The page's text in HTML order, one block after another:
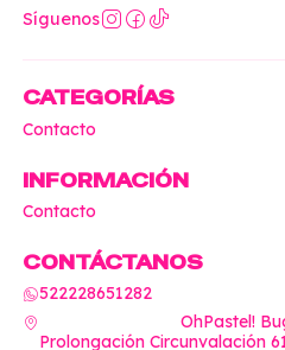
Síguenos
CATEGORÍAS
Contacto
INFORMACIÓN
Contacto
CONTÁCTANOS
522228651282
OhPastel!
Prolongación Circunvalación